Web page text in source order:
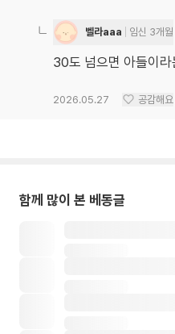
벨라aaa 임신 3개월
30도 넘으면 아들이라
2026.05.27 공감해요
함께 많이 본 베동글